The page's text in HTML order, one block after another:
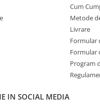
Cum
Metode
Livrare
Formular
Formular
Program
IN SOCIAL MEDIA